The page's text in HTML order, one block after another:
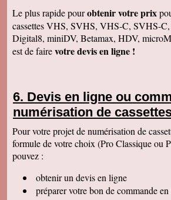
Fantastique. Encore merci. Je
beaucoup de la rapidité avec
traité ma commande.
Anaïs H
J'ai bien reçu le colis. Merci pour
Merci.
Bernard D
Hervé L
J'ai bien reçu le colis. Après
Christophe M.
Nous avons bien reçu les K7 et le
Le plus rapide pourobtenir votre prix
cassettes VHS, SVHS, VHS-C, SVHS-
Digital8, miniDV, Betamax, HDV,
est de fairevotre devis en ligne !
Devis en ligne ou
numérisation de
Pour votre projet de numérisation de
formule de votre choix (Pro Classique ou
pouvez :
obtenir un devis en ligne
préparer votre bon de commande